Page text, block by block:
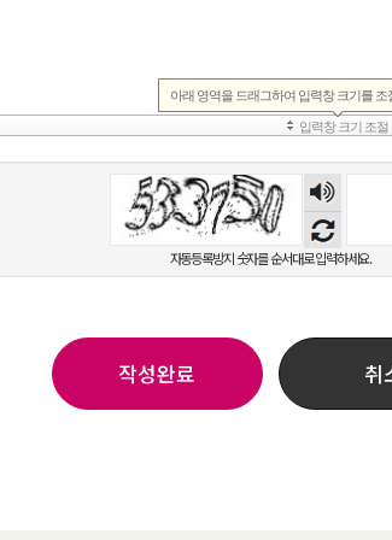
숫자
음성
듣기
자동등록방지 숫자를 순서대로 입력하세요.
작성완료 취